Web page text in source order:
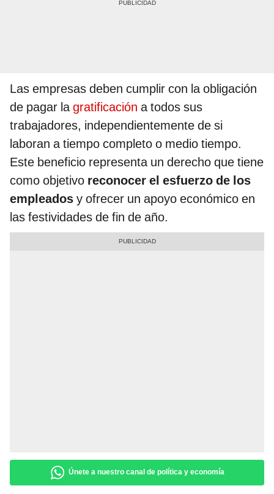
Las empresas deben cumplir con la obligación
de pagar lagratificación a todos sus
trabajadores, independientemente de si
laboran a tiempo completo o medio tiempo.
Este beneficio representa un derecho que tiene
como objetivo reconocer el esfuerzo de los
empleados y ofrecer un apoyo económico en
las festividades de fin de año.
Únete a nuestro canal de política y economía